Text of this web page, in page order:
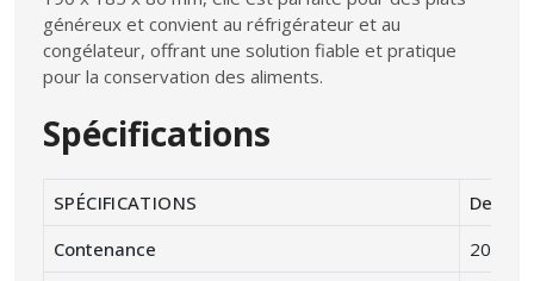
généreux et convient au réfrigérateur et au
congélateur, offrant une solution fiable et pratique
pour la conservation des aliments.
Spécifications
SPÉCIFICATIONS
Contenance
2000